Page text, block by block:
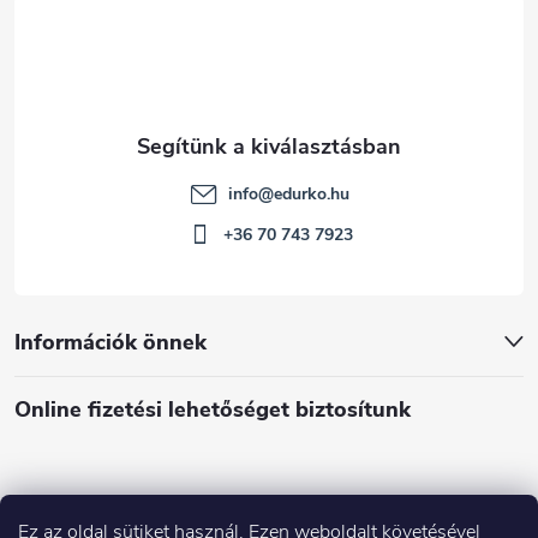
Ez az oldal sütiket használ. Ezen weboldalt követésével
Információk önnek
Online fizetési lehetőséget biztosítunk
info@edurko.hu
+36 70 743 7923